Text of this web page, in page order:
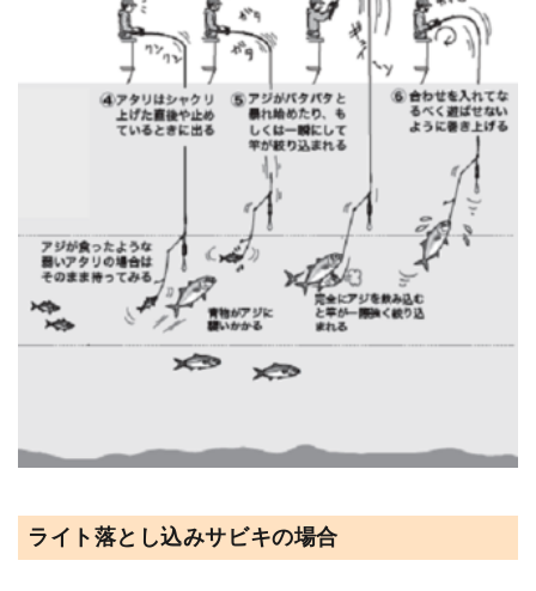
ライト落とし込みサビキの場合